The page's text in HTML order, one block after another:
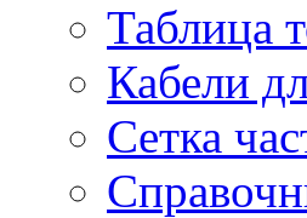
Таблица
Кабели
Сетка